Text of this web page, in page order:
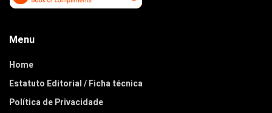
Menu
Home
Estatuto Editorial / Ficha técnica
Política de Privacidade